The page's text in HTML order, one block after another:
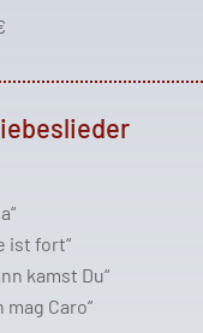
ist fort“
kamst Du“
mag Caro“